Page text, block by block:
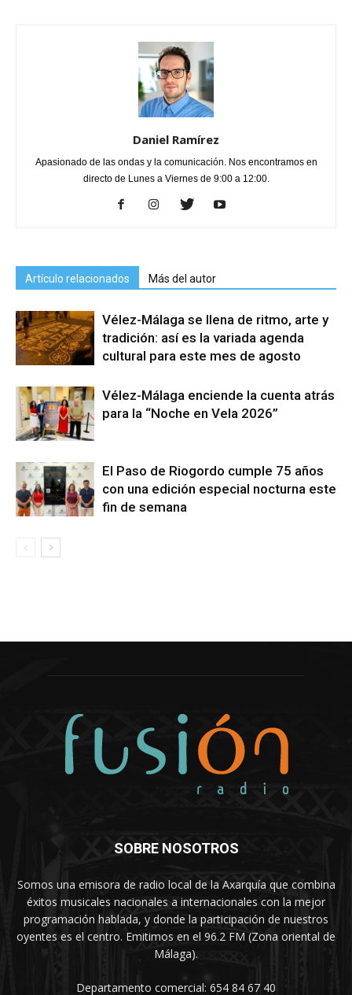
Daniel Ramírez
Apasionado de las ondas y la comunicación. Nos encontramos en
directo de Lunes a Viernes de 9:00 a 12:00.
Artículo relacionados Más del autor
Vélez-Málaga se llena de ritmo, arte y
tradición: así es la variada agenda
cultural para este mes de agosto
Vélez-Málaga enciende la cuenta atrás
para la “Noche en Vela 2026”
El Paso de Riogordo cumple 75 años
con una edición especial nocturna este
fin de semana
SOBRE NOSOTROS
Somos una emisora de radio local de la Axarquía que combina
éxitos musicales nacionales a internacionales con la mejor
programación hablada, y donde la participación de nuestros
oyentes es el centro. Emitimos en el 96.2 FM (Zona oriental de
Málaga).
Departamento comercial: 654 84 67 40